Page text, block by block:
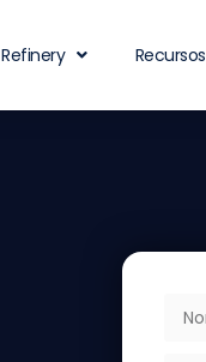
Refinery Recursos